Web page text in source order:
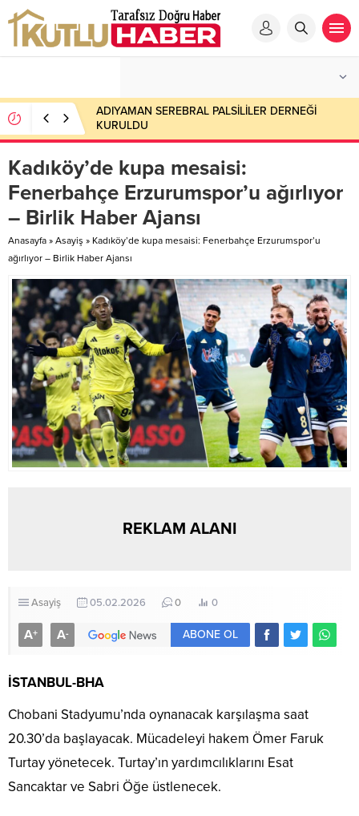
ADIYAMAN SEREBRAL PALSİLİLER DERNEĞİ
KURULDU
Kadıköy’de kupa mesaisi:
Fenerbahçe Erzurumspor’u ağırlıyor
– Birlik Haber Ajansı
Anasayfa » Asayiş » Kadıköy’de kupa mesaisi: Fenerbahçe Erzurumspor’u
ağırlıyor – Birlik Haber Ajansı
REKLAM ALANI
Asayiş 05.02.2026 0 0
A+ A- ABONE OL
İSTANBUL-BHA
Chobani Stadyumu’nda oynanacak karşılaşma saat
20.30’da başlayacak. Mücadeleyi hakem Ömer Faruk
Turtay yönetecek. Turtay’ın yardımcılıklarını Esat
Sancaktar ve Sabri Öğe üstlenecek.